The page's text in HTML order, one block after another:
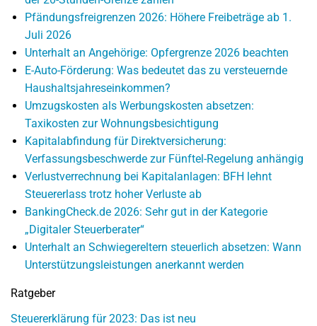
Pfändungsfreigrenzen 2026: Höhere Freibeträge ab 1.
Juli 2026
Unterhalt an Angehörige: Opfergrenze 2026 beachten
E-Auto-Förderung: Was bedeutet das zu versteuernde
Haushaltsjahreseinkommen?
Umzugskosten als Werbungskosten absetzen:
Taxikosten zur Wohnungsbesichtigung
Kapitalabfindung für Direktversicherung:
Verfassungsbeschwerde zur Fünftel-Regelung anhängig
Verlustverrechnung bei Kapitalanlagen: BFH lehnt
Steuererlass trotz hoher Verluste ab
BankingCheck.de 2026: Sehr gut in der Kategorie
„Digitaler Steuerberater“
Unterhalt an Schwiegereltern steuerlich absetzen: Wann
Unterstützungsleistungen anerkannt werden
Ratgeber
Steuererklärung für 2023: Das ist neu